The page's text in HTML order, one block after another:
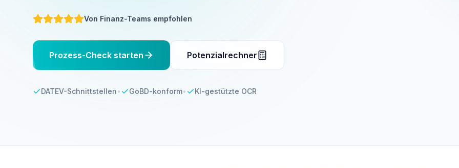
Von Finanz-Teams empfohlen
Prozess-Check starten Potenzialrechner
DATEV-Schnittstellen• GoBD-konform• KI-gestützte OCR